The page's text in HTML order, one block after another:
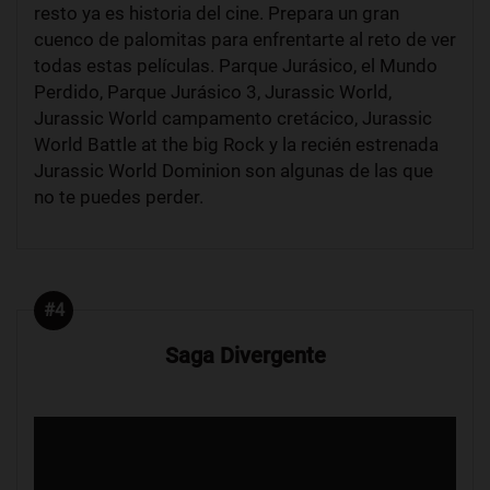
resto ya es historia del cine. Prepara un gran
cuenco de palomitas para enfrentarte al reto de ver
todas estas películas. Parque Jurásico, el Mundo
Perdido, Parque Jurásico 3, Jurassic World,
Jurassic World campamento cretácico, Jurassic
World Battle at the big Rock y la recién estrenada
Jurassic World Dominion son algunas de las que
no te puedes perder.
#4
Saga Divergente